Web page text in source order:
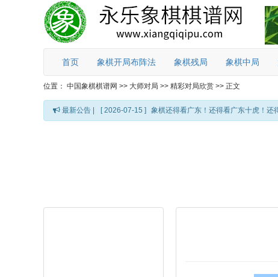
首页 象棋开局布阵法 象棋残局 象棋中局
位置： 中国象棋棋谱网 >> 大师对局 >> 精彩对局欣赏 >> 正文
最新公告 | [ 2026-07-15 ] 象棋还得看广东！还得看广东十虎！还